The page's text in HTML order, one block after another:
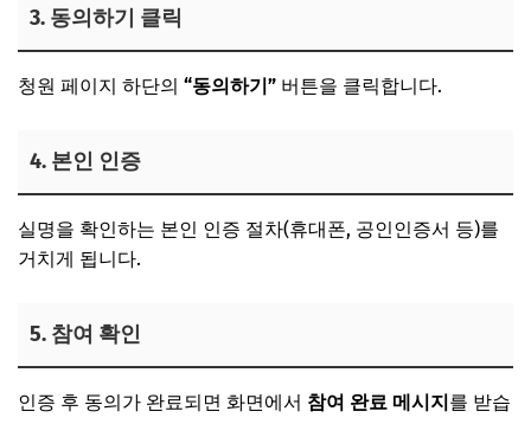
3. 동의하기 클릭
청원 페이지 하단의 “동의하기” 버튼을 클릭합니다.
4. 본인 인증
실명을 확인하는 본인 인증 절차(휴대폰, 공인인증서 등)를
거치게 됩니다.
5. 참여 확인
인증 후 동의가 완료되면 화면에서 참여 완료 메시지를 받습